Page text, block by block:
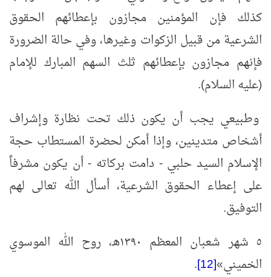
كذلك فإن المؤمنين مجازون بإعطائهم الحقوق
الشرعية من قبيل الزكوات وغيرها، وفي حالة الضرورة
فإنهم مجازون بإعطائهم ثلث السهم المبارك للإمام
(عليه السلام).
وطبيعي يجب أن يكون ذلك تحت نظارة وإشراف
أشخاص متدينين، وإذا أمكن لحضرة المستطاب حجة
الإسلام السيد حلبي - دامت بركاته - أن يكون مشرفاً
على إعطاء الحقوق الشرعية، أسأل الله تعالى لهم
التوفيق.
٥ شهر شعبان المعظم ١٣٩٠هـ، روح الله الموسوي
الخميني»
[12]
‏.